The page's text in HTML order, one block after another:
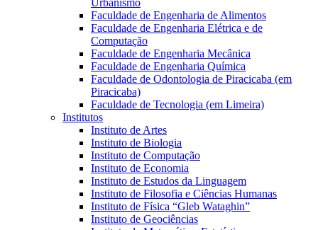
Faculdade de Engenharia de Alimentos
Faculdade de Engenharia Elétrica e de
Computação
Faculdade de Engenharia Mecânica
Faculdade de Engenharia Química
Faculdade de Odontologia de Piracicaba (em
Piracicaba)
Faculdade de Tecnologia (em Limeira)
Institutos
Instituto de Artes
Instituto de Biologia
Instituto de Computação
Instituto de Economia
Instituto de Estudos da Linguagem
Instituto de Filosofia e Ciências Humanas
Instituto de Física “Gleb Wataghin”
Instituto de Geociências